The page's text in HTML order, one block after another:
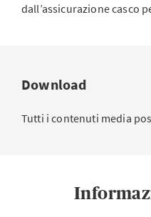
dall’assicurazione casco
Download
Tutti i contenuti media